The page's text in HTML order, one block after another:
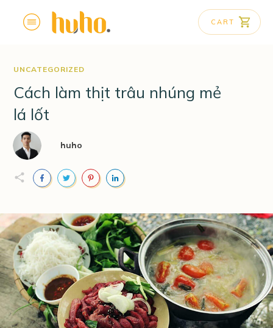
CART
UNCATEGORIZED
Cách làm thịt trâu nhúng mẻ
lá lốt
huho